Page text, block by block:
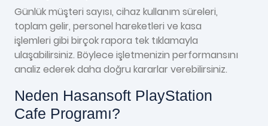
Günlük müşteri sayısı, cihaz kullanım süreleri,
toplam gelir, personel hareketleri ve kasa
işlemleri gibi birçok rapora tek tıklamayla
ulaşabilirsiniz. Böylece işletmenizin performansını
analiz ederek daha doğru kararlar verebilirsiniz.
Neden Hasansoft PlayStation
Cafe Programı?